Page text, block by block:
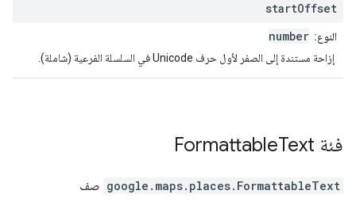
startOffset
النوع: number
إزاحة مستندة إلى الصفر لأول حرف Unicode في السلسلة الفرعية (شاملة).
فئة FormattableText
google.maps.places. FormattableText صف